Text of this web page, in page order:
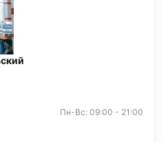
Пн-Вс: 09:00 - 21:00